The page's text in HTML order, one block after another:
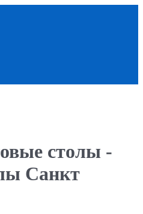
столы -
Санкт